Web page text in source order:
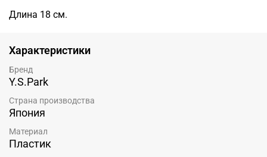
Длина 18 см.
Характеристики
Бренд
Y.S.Park
Страна производства
Япония
Материал
Пластик